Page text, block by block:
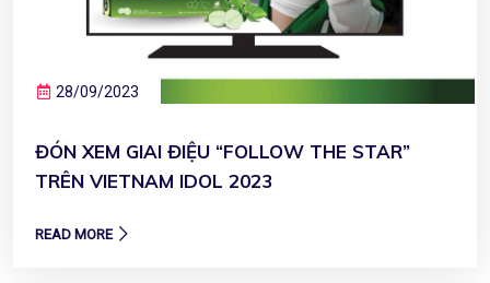
28/09/2023
ĐÓN XEM GIAI ĐIỆU “FOLLOW THE STAR”
TRÊN VIETNAM IDOL 2023
READ MORE